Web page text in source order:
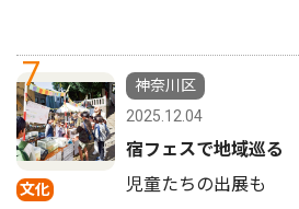
7
文化
神奈川区
2025.12.04
宿フェスで地域巡る
児童たちの出展も